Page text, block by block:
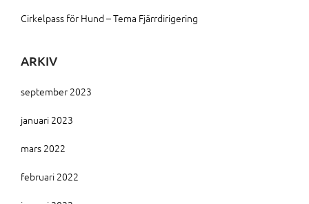
Cirkelpass för Hund – Tema Fjärrdirigering
ARKIV
september 2023
januari 2023
mars 2022
februari 2022